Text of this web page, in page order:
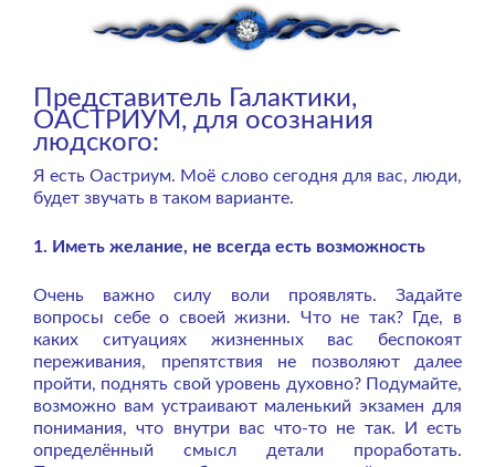
Представитель Галактики,
ОАСТРИУМ, для осознания
людского:
Я есть Оастриум. Моё слово сегодня для вас, люди,
будет звучать в таком варианте.
1. Иметь желание, не всегда есть возможность
Очень важно силу воли проявлять. Задайте
вопросы себе о своей жизни. Что не так? Где, в
каких ситуациях жизненных вас беспокоят
переживания, препятствия не позволяют далее
пройти, поднять свой уровень духовно? Подумайте,
возможно вам устраивают маленький экзамен для
понимания, что внутри вас что-то не так. И есть
определённый смысл детали проработать.